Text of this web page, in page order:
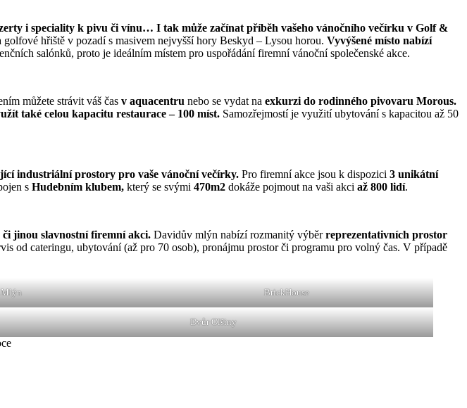
i speciality k pivu či vínu… I tak může začínat příběh vašeho vánočního večírku v Golf &
hřiště v pozadí s masivem nejvyšší hory Beskyd – Lysou horou. Vyvýšené místo nabízí
salónků, proto je ideálním místem pro uspořádání firemní vánoční společenské akce.
můžete strávit váš čas v aquacentru nebo se vydat na exkurzi do rodinného pivovaru Morous.
také celou kapacitu restaurace – 100 míst. Samozřejmostí je využití ubytování s kapacitou až 50
industriální prostory pro vaše vánoční večírky. Pro firemní akce jsou k dispozici 3 unikátní
s Hudebním klubem, který se svými 470m2 dokáže pojmout na vaši akci až 800 lidí.
jinou slavnostní firemní akci. Davidův mlýn nabízí rozmanitý výběrreprezentativních prostor
od cateringu, ubytování (až pro 70 osob), pronájmu prostor či programu pro volný čas. V případě
Mlýn BrickHouse
Dvůr Olšiny